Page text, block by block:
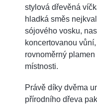
stylová dřevěná
hladká směs
sójového vosku,
koncertovanou
rovnoměrný
místnosti.
Právě díky dvěma
přírodního dřeva